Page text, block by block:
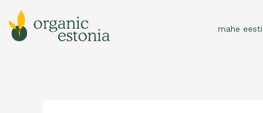
Skip
to
content
mahe eesti